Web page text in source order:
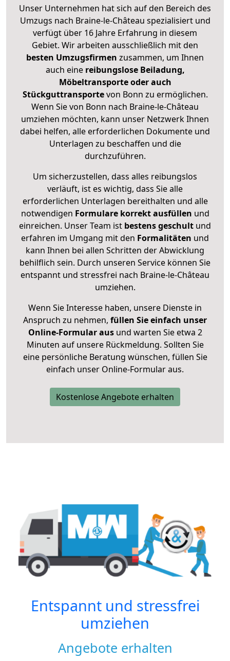
Unser Unternehmen hat sich auf den Bereich des
Umzugs nach Braine-le-Château spezialisiert und
verfügt über 16 Jahre Erfahrung in diesem
Gebiet. Wir arbeiten ausschließlich mit den
besten Umzugsfirmen zusammen, um Ihnen
auch eine reibungslose Beiladung,
Möbeltransporte oder auch
Stückguttransportevon Bonn zu ermöglichen.
Wenn Sie von Bonn nach Braine-le-Château
umziehen möchten, kann unser Netzwerk Ihnen
dabei helfen, alle erforderlichen Dokumente und
Unterlagen zu beschaffen und die
durchzuführen.
Um sicherzustellen, dass alles reibungslos
verläuft, ist es wichtig, dass Sie alle
erforderlichen Unterlagen bereithalten und alle
notwendigen Formulare korrekt ausfüllen und
einreichen. Unser Team ist bestens geschult und
erfahren im Umgang mit den Formalitäten und
kann Ihnen bei allen Schritten der Abwicklung
behilflich sein. Durch unseren Service können Sie
entspannt und stressfrei nach Braine-le-Château
umziehen.
Wenn Sie Interesse haben, unsere Dienste in
Anspruch zu nehmen, füllen Sie einfach unser
Online-Formular ausund warten Sie etwa 2
Minuten auf unsere Rückmeldung. Sollten Sie
eine persönliche Beratung wünschen, füllen Sie
einfach unser Online-Formular aus.
Kostenlose Angebote erhalten
Entspannt und stressfrei
umziehen
Angebote erhalten